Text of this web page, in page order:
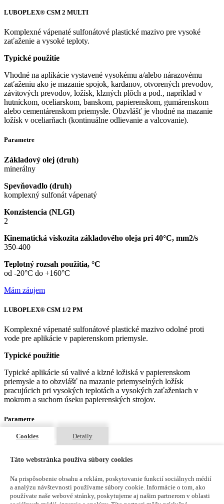
LUBOPLEX® CSM 2 MULTI
Komplexné vápenaté sulfonátové plastické mazivo pre vysoké
zaťaženie a vysoké teploty.
Typické použitie
Vhodné na aplikácie vystavené vysokému a/alebo nárazovému
zaťaženiu ako je mazanie spojok, kardanov, otvorených prevodov,
závitových prevodov, ložísk, klzných plôch a pod., napríklad v
hutníckom, oceliarskom, banskom, papierenskom, gumárenskom
alebo cementárenskom priemysle. Obzvlášť je vhodné na mazanie
ložísk v oceliarňach (kontinuálne odlievanie a valcovanie).
Parametre
Základový olej (druh)
minerálny
Spevňovadlo (druh)
komplexný sulfonát vápenatý
Konzistencia (NLGI)
2
Kinematická viskozita základového oleja pri 40°C, mm2/s
350-400
Teplotný rozsah použitia, °C
od -20°C do +160°C
Mám záujem
LUBOPLEX® CSM 1/2 PM
Komplexné vápenaté sulfonátové plastické mazivo odolné proti
vode pre aplikácie v papierenskom priemysle.
Typické použitie
Typické aplikácie sú valivé a klzné ložiská v papierenskom
priemysle a to obzvlášť na mazanie priemyselných ložísk
pracujúcich pri vysokých teplotách a vysokých zaťaženiach v
mokrom a suchom úseku papierenských strojov.
Parametre
Základový olej (druh)
Spevňovadlo (druh)
Konzistencia (NLGI)
1/2
Cookies Detaily
Táto webstránka používa súbory cookies
Na prispôsobenie obsahu a reklám, poskytovanie funkcií sociálnych médií
a analýzu návštevnosti používame súbory cookie. Informácie o tom, ako
používate naše webové stránky, poskytujeme aj našim partnerom v oblasti